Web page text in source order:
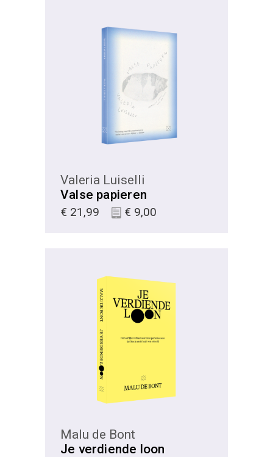
KIES
Valeria Luiselli
Valse papieren
€ 21,99 € 9,00
KIES
Malu de Bont
Je verdiende loon